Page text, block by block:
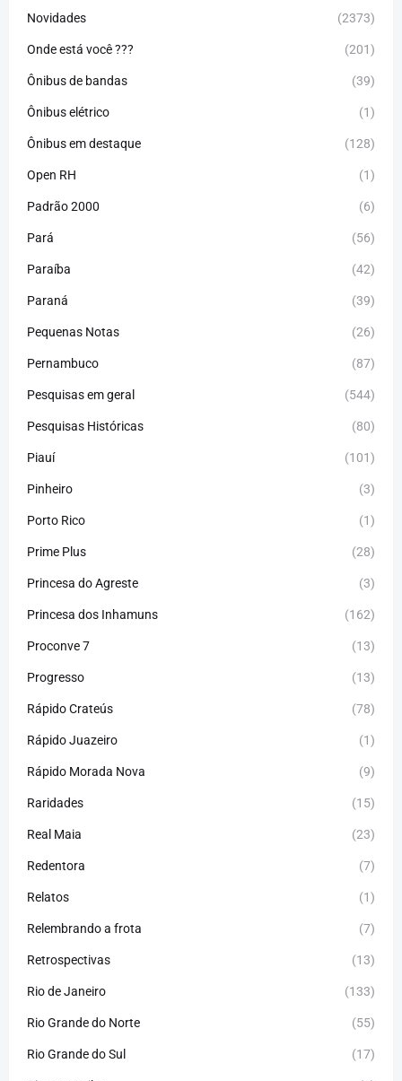
Novidades (2373)
Onde está você ??? (201)
Ônibus de bandas (39)
Ônibus elétrico (1)
Ônibus em destaque (128)
Open RH (1)
Padrão 2000 (6)
Pará (56)
Paraíba (42)
Paraná (39)
Pequenas Notas (26)
Pernambuco (87)
Pesquisas em geral (544)
Pesquisas Históricas (80)
Piauí (101)
Pinheiro (3)
Porto Rico (1)
Prime Plus (28)
Princesa do Agreste (3)
Princesa dos Inhamuns (162)
Proconve 7 (13)
Progresso (13)
Rápido Crateús (78)
Rápido Juazeiro (1)
Rápido Morada Nova (9)
Raridades (15)
Real Maia (23)
Redentora (7)
Relatos (1)
Relembrando a frota (7)
Retrospectivas (13)
Rio de Janeiro (133)
Rio Grande do Norte (55)
Rio Grande do Sul (17)